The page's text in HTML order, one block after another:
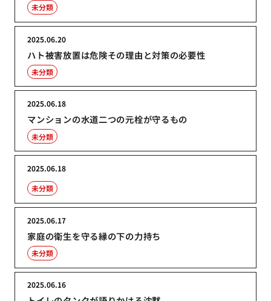
未分類
ハト被害放置は危険その理由と対策の必要性
2025.06.20
未分類
マンションの水道二つの元栓が守るもの
2025.06.18
未分類
2025.06.18
未分類
家庭の衛生を守る縁の下の力持ち
2025.06.17
未分類
2025.06.16